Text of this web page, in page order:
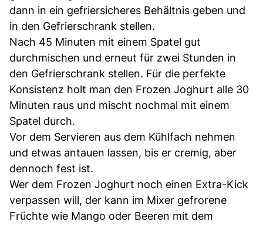
dann in ein gefriersicheres Behältnis geben und
in den Gefrierschrank stellen.
Nach 45 Minuten mit einem Spatel gut
durchmischen und erneut für zwei Stunden in
den Gefrierschrank stellen. Für die perfekte
Konsistenz holt man den Frozen Joghurt alle 30
Minuten raus und mischt nochmal mit einem
Spatel durch.
Vor dem Servieren aus dem Kühlfach nehmen
und etwas antauen lassen, bis er cremig, aber
dennoch fest ist.
Wer dem Frozen Joghurt noch einen Extra-Kick
verpassen will, der kann im Mixer gefrorene
Früchte wie Mango oder Beeren mit dem